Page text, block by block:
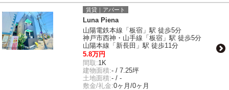
賃貸｜アパート
Luna Piena
山陽電鉄本線「板宿」駅 徒歩5分
神戸市西神・山手線「板宿」駅 徒歩5分
山陽本線「新長田」駅 徒歩11分
5.8万円
間取:1K
建物面積:- / 7.25坪
土地面積:- / -
敷金/礼金:0ヶ月/0ヶ月